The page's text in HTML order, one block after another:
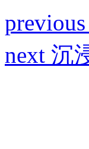
previous
next 沉